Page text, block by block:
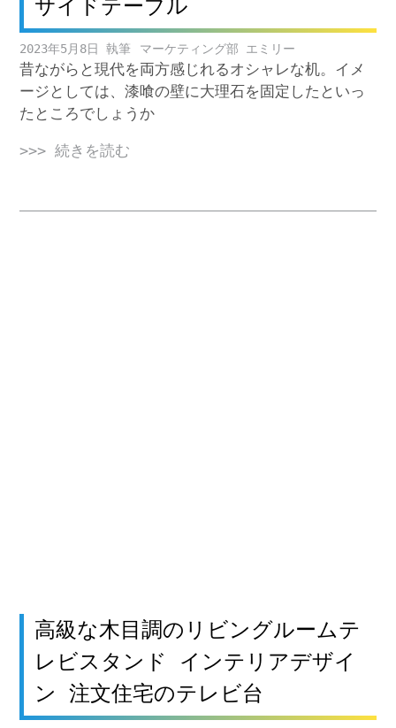
サイドテーブル
2023年5月8日 マーケティング部 エミリー
昔ながらと現代を両方感じれるオシャレな机。イメ
ージとしては、漆喰の壁に大理石を固定したといっ
たところでしょうか
>>> 続きを読む
高級な木目調のリビングルームテ
レビスタンド インテリアデザイ
ン 注文住宅のテレビ台